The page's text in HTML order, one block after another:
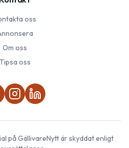
oss
Om oss
Tipsa oss
påGällivareNyttär skyddat enligt